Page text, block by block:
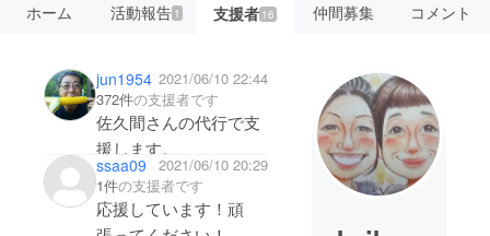
ホーム 活動報告1 支援者 16 仲間募集 コメント
jun1954 2021/06/10 22:44
372件の支援者です
佐久間さんの代行で支
援します。
ssaa09
2021/06/10 20:29
1件の支援者です
応援しています！頑